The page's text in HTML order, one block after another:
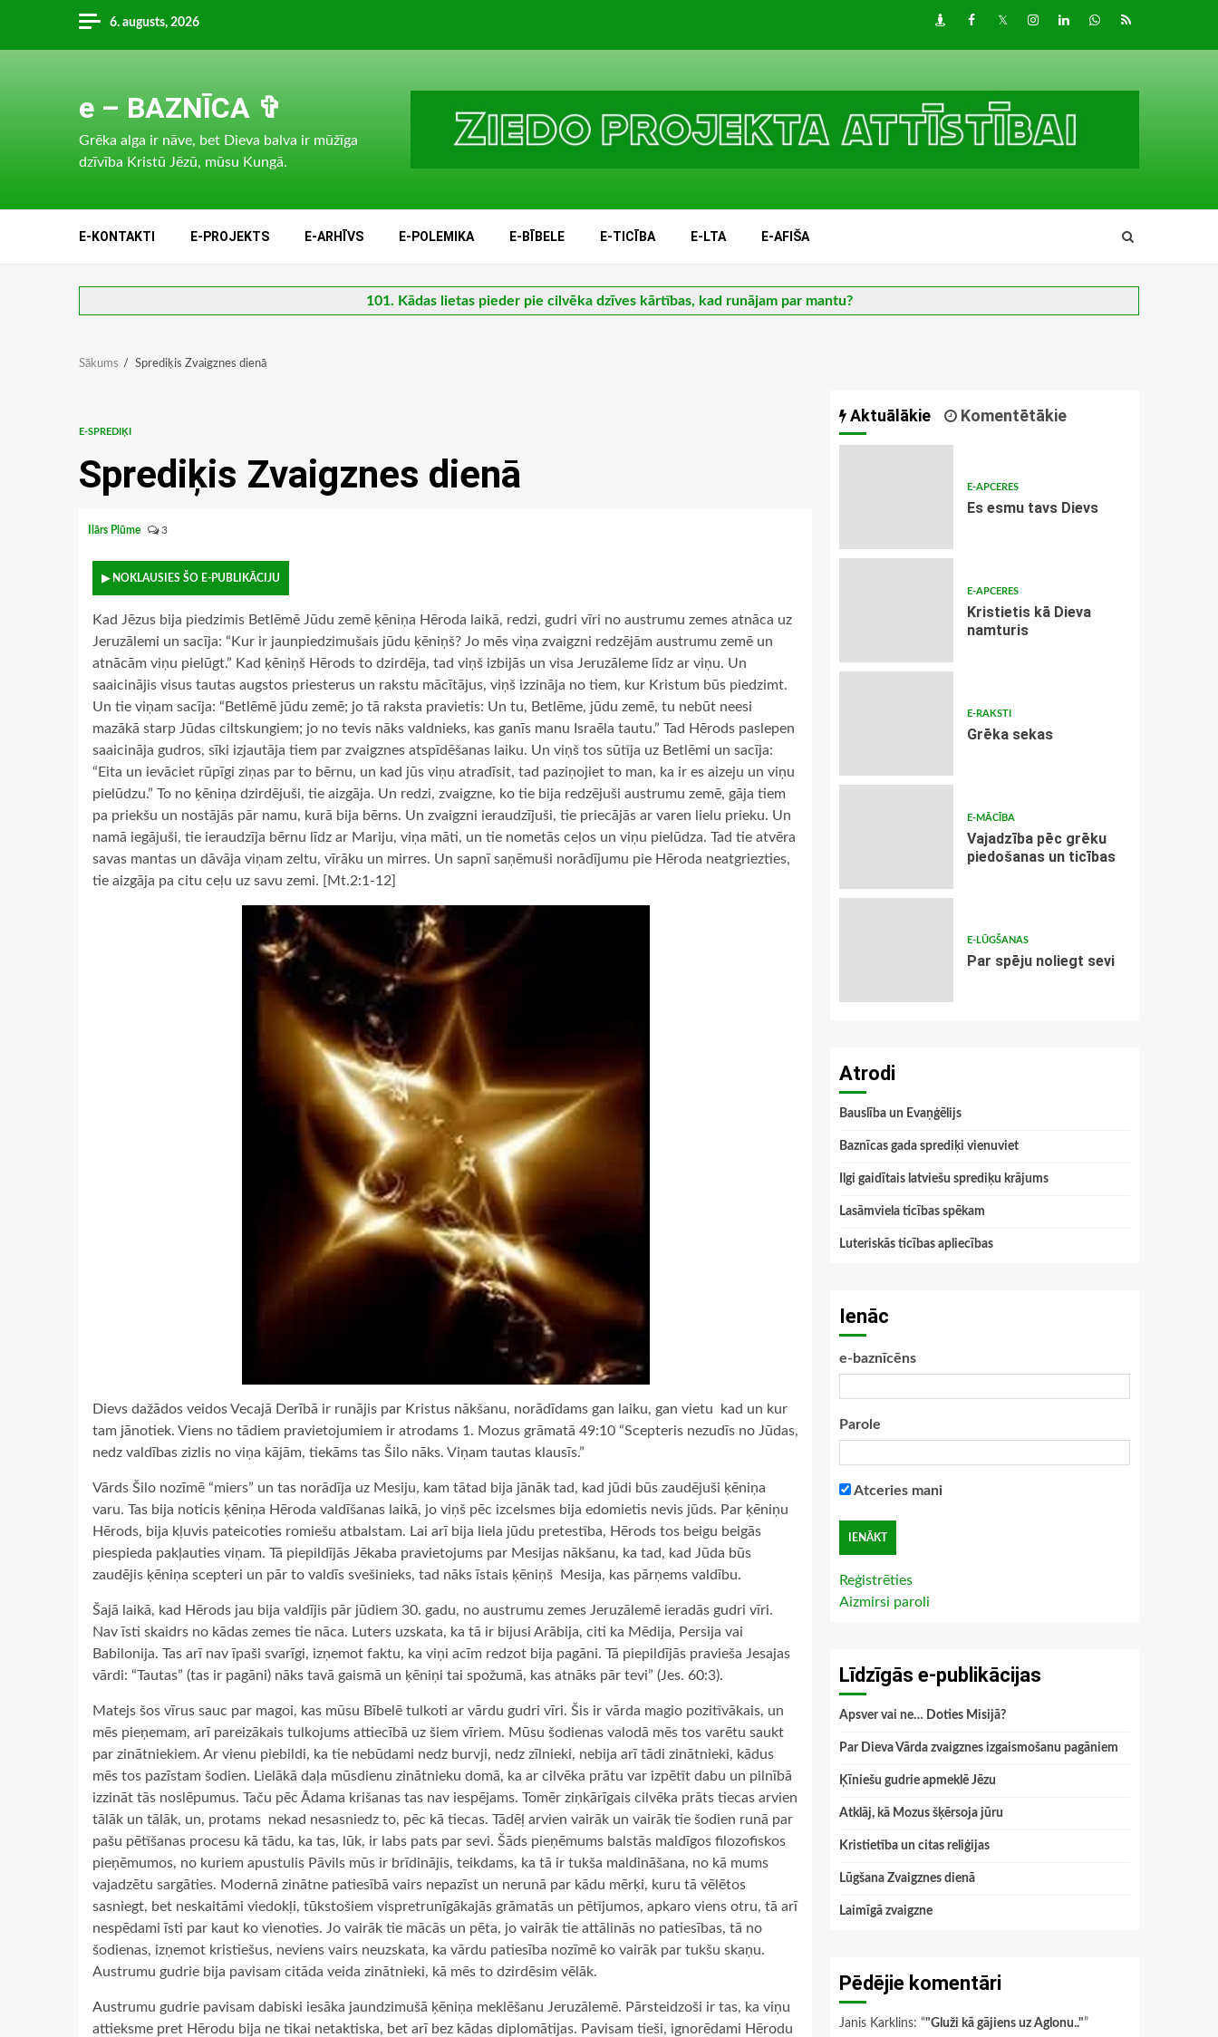
content
6. augusts, 2026 DraugiemFacebook
TwitterInstagram
LinkedInwhatsapp
RSS
e – BAZNĪCA ✞
Grēka alga ir nāve, bet Dieva balva ir mūžīga
dzīvība Kristū Jēzū, mūsu Kungā.
E-KONTAKTI E-PROJEKTS E-ARHĪVS E-POLEMIKA E-BĪBELE E-TICĪBA E-LTA E-AFIŠA
101. Kādas lietas pieder pie cilvēka dzīves kārtības, kad runājam par mantu?
Sākums Sprediķis Zvaigznes dienā
E-SPREDIĶI
Sprediķis Zvaigznes dienā
Ilārs Plūme 3
▶ NOKLAUSIES ŠO E-PUBLIKĀCIJU
Kad Jēzus bija piedzimis Betlēmē Jūdu zemē ķēniņa Hēroda laikā, redzi, gudri vīri no austrumu zemes atnāca uz
Jeruzālemi un sacīja: “Kur ir jaunpiedzimušais jūdu ķēniņš? Jo mēs viņa zvaigzni redzējām austrumu zemē un
atnācām viņu pielūgt.” Kad ķēniņš Hērods to dzirdēja, tad viņš izbijās un visa Jeruzāleme līdz ar viņu. Un
saaicinājis visus tautas augstos priesterus un rakstu mācītājus, viņš izzināja no tiem, kur Kristum būs piedzimt.
Un tie viņam sacīja: “Betlēmē jūdu zemē; jo tā raksta pravietis: Un tu, Betlēme, jūdu zemē, tu nebūt neesi
mazākā starp Jūdas ciltskungiem; jo no tevis nāks valdnieks, kas ganīs manu Israēla tautu.” Tad Hērods paslepen
saaicināja gudros, sīki izjautāja tiem par zvaigznes atspīdēšanas laiku. Un viņš tos sūtīja uz Betlēmi un sacīja:
“Eita un ievāciet rūpīgi ziņas par to bērnu, un kad jūs viņu atradīsit, tad paziņojiet to man, ka ir es aizeju un viņu
pielūdzu.” To no ķēniņa dzirdējuši, tie aizgāja. Un redzi, zvaigzne, ko tie bija redzējuši austrumu zemē, gāja tiem
pa priekšu un nostājās pār namu, kurā bija bērns. Un zvaigzni ieraudzījuši, tie priecājās ar varen lielu prieku. Un
namā iegājuši, tie ieraudzīja bērnu līdz ar Mariju, viņa māti, un tie nometās ceļos un viņu pielūdza. Tad tie atvēra
savas mantas un dāvāja viņam zeltu, vīrāku un mirres. Un sapnī saņēmuši norādījumu pie Hēroda neatgriezties,
tie aizgāja pa citu ceļu uz savu zemi. [Mt.2:1-12]
Dievs dažādos veidos Vecajā Derībā ir runājis par Kristus nākšanu, norādīdams gan laiku, gan vietu ­ kad un kur
tam jānotiek. Viens no tādiem pravietojumiem ir atrodams 1. Mozus grāmatā 49:10 “Scepteris nezudīs no Jūdas,
nedz valdības zizlis no viņa kājām, tiekāms tas Šilo nāks. Viņam tautas klausīs.”
Vārds Šilo nozīmē “miers” un tas norādīja uz Mesiju, kam tātad bija jānāk tad, kad jūdi būs zaudējuši ķēniņa
varu. Tas bija noticis ķēniņa Hēroda valdīšanas laikā, jo viņš pēc izcelsmes bija edomietis nevis jūds. Par ķēniņu
Hērods, bija kļuvis pateicoties romiešu atbalstam. Lai arī bija liela jūdu pretestība, Hērods tos beigu beigās
piespieda pakļauties viņam. Tā piepildījās Jēkaba pravietojums par Mesijas nākšanu, ka tad, kad Jūda būs
zaudējis ķēniņa scepteri un pār to valdīs svešinieks, tad nāks īstais ķēniņš ­ Mesija, kas pārņems valdību.
Šajā laikā, kad Hērods jau bija valdījis pār jūdiem 30. gadu, no austrumu zemes Jeruzālemē ieradās gudri vīri.
Nav īsti skaidrs no kādas zemes tie nāca. Luters uzskata, ka tā ir bijusi Arābija, citi ka Mēdija, Persija vai
Babilonija. Tas arī nav īpaši svarīgi, izņemot faktu, ka viņi acīm redzot bija pagāni. Tā piepildījās pravieša Jesajas
vārdi: “Tautas” (tas ir pagāni) nāks tavā gaismā un ķēniņi tai spožumā, kas atnāks pār tevi” (Jes. 60:3).
Matejs šos vīrus sauc par magoi, kas mūsu Bībelē tulkoti ar vārdu gudri vīri. Šis ir vārda magio pozitīvākais, un
mēs pieņemam, arī pareizākais tulkojums attiecībā uz šiem vīriem. Mūsu šodienas valodā mēs tos varētu saukt
par zinātniekiem. Ar vienu piebildi, ka tie nebūdami nedz burvji, nedz zīlnieki, nebija arī tādi zinātnieki, kādus
mēs tos pazīstam šodien. Lielākā daļa mūsdienu zinātnieku domā, ka ar cilvēka prātu var izpētīt dabu un pilnībā
izzināt tās noslēpumus. Taču pēc Ādama krišanas tas nav iespējams. Tomēr ziņkārīgais cilvēka prāts tiecas arvien
tālāk un tālāk, un, protams ­ nekad nesasniedz to, pēc kā tiecas. Tādēļ arvien vairāk un vairāk tie šodien runā par
pašu pētīšanas procesu kā tādu, ka tas, lūk, ir labs pats par sevi. Šāds pieņēmums balstās maldīgos filozofiskos
pieņēmumos, no kuriem apustulis Pāvils mūs ir brīdinājis, teikdams, ka tā ir tukša maldināšana, no kā mums
vajadzētu sargāties. Modernā zinātne patiesībā vairs nepazīst un nerunā par kādu mērķi, kuru tā vēlētos
sasniegt, bet neskaitāmi viedokļi, tūkstošiem vispretrunīgākajās grāmatās un pētījumos, apkaro viens otru, tā arī
nespēdami īsti par kaut ko vienoties. Jo vairāk tie mācās un pēta, jo vairāk tie attālinās no patiesības, tā no
šodienas, izņemot kristiešus, neviens vairs neuzskata, ka vārdu patiesība nozīmē ko vairāk par tukšu skaņu.
Austrumu gudrie bija pavisam citāda veida zinātnieki, kā mēs to dzirdēsim vēlāk.
Austrumu gudrie pavisam dabiski iesāka jaundzimušā ķēniņa meklēšanu Jeruzālemē. Pārsteidzoši ir tas, ka viņu
attieksme pret Hērodu bija ne tikai netaktiska, bet arī bez kādas diplomātijas. Pavisam tieši, ignorēdami Hērodu
Aktuālākie Komentētākie
E-APCERES
Es esmu tavs Dievs
E-APCERES
Kristietis kā Dieva
namturis
E-RAKSTI
Grēka sekas
E-MĀCĪBA
Vajadzība pēc grēku
piedošanas un ticības
E-LŪGŠANAS
Par spēju noliegt sevi
Atrodi
Bauslība un Evaņģēlijs
Baznīcas gada sprediķi vienuviet
Ilgi gaidītais latviešu sprediķu krājums
Lasāmviela ticības spēkam
Luteriskās ticības apliecības
Ienāc
e-baznīcēns
Parole
Atceries mani
Reģistrēties
Aizmirsi paroli
Līdzīgās e-publikācijas
Apsver vai ne… Doties Misijā?
Par Dieva Vārda zvaigznes izgaismošanu pagāniem
Ķīniešu gudrie apmeklē Jēzu
Atklāj, kā Mozus šķērsoja jūru
Kristietība un citas reliģijas
Lūgšana Zvaigznes dienā
Laimīgā zvaigzne
Pēdējie komentāri
Janis Karklins: “"Gluži kā gājiens uz Aglonu.."”